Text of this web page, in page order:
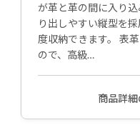
が革と革の間に入り
り出しやすい縦型を
度収納できます。 表
ので、高級…
商品詳